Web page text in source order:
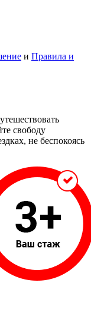
и Правила и
свободу
не беспокоясь